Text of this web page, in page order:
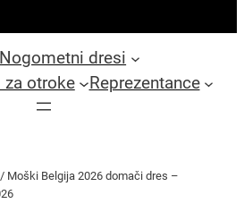
dresi
otroke
Reprezentance
/ Moški Belgija 2026 domači dres –